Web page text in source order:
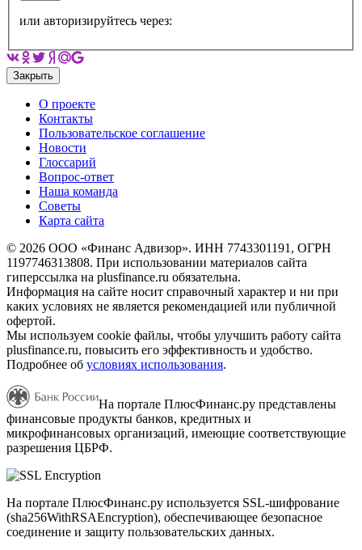
или авторизируйтесь через:
Закрыть
О проекте
Контакты
Пользовательское соглашение
Новости
Глоссарий
Вопрос-ответ
Наша команда
Советы
Карта сайта
© 2026 ООО «Финанс Адвизор». ИНН 7743301191, ОГРН
1197746313808. При использовании материалов сайта
гиперссылка на plusfinance.ru обязательна.
Информация на сайте носит справочный характер и ни при
каких условиях не является рекомендацией или публичной
офертой.
Мы используем cookie файлы, чтобы улучшить работу сайта
plusfinance.ru, повысить его эффективность и удобство.
Подробнее об условиях использования.
На портале ПлюсФинанс.ру представлены
финансовые продукты банков, кредитных и
микрофинансовых организаций, имеющие соответствующие
разрешения ЦБРФ.
На портале ПлюсФинанс.ру используется SSL-шифрование
(sha256WithRSAEncryption), обеспечивающее безопасное
соединение и защиту пользовательских данных.